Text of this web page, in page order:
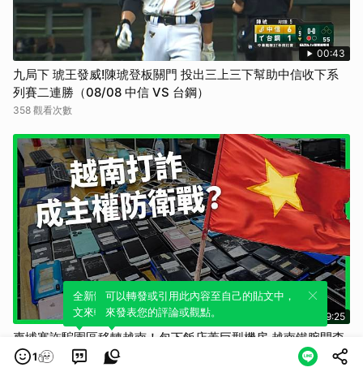
00:43
九局下 琥王發威!陳琥登板關門 投出三上三下幫助中信收下系
列賽二連勝（08/08 中信 VS 台鋼）
358 觀看次數
09:25
柬埔寨詐騙園區移轉越南！包下飯店蓋巨型機房 越南鐵腕開查
防淪「泰國第二」？打擊跨國犯罪已成各國主權防衛戰？
1
全新體驗！一鍵引用此內容，透過發布貼
文來輕鬆表達個人立場。
可以轉發或引用此內容至自己的貼文中，
來發表您的評論或觀點。